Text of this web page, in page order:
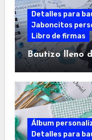
Detalles para
Jaboncitos
Libro de firmas
Bautizo lleno
Álbum
Detalles para